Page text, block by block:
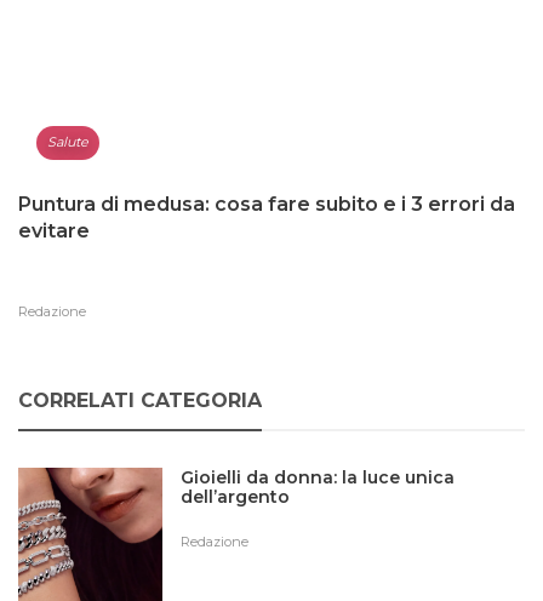
Salute
Puntura di medusa: cosa fare subito e i 3 errori da
evitare
Redazione
CORRELATI CATEGORIA
Gioielli da donna: la luce unica
dell’argento
Redazione